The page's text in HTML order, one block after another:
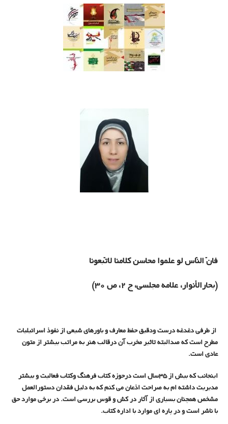
فانّ النّاس لو علموا محاسن کلامنا لاتّبعونا
(بحارالأنوار، علامه مجلسی، ج 2، ص 30)
از طرفی دغدغه درست ودقیق حفظ معارف و باورهای شیعی از نفوذ اسرائیلیات
مطرح است که صدالبته تاثیر مخرب آن درقالب هنر به مراتب بیشتر از متون
عادی است.
اینجانب که بیش از 35سال است درحوزه کتاب فرهنگ وکتاب فعالیت و بیشتر
مدیریت داشته ام به صراحت اذعان می کنم که به دلیل فقدان دستورالعمل
مشخص همچنان بسیاری از آثار در کش و قوس بررسی است. در برخی موارد حق
با ناشر است و در پاره ای موارد با اداره کتاب.